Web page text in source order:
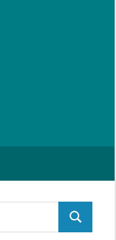
SEARCH